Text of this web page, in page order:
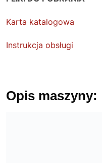
Karta katalogowa
Instrukcja obsługi
Opis maszyny: